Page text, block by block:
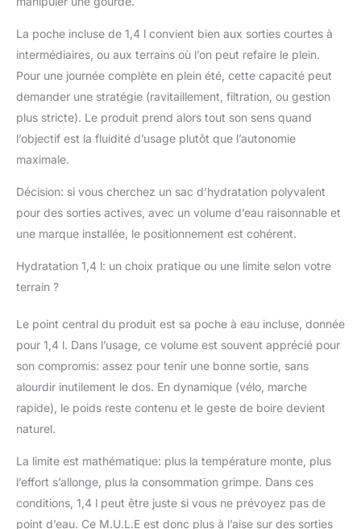
La poche incluse de 1,4 l convient bien aux sorties courtes à
intermédiaires, ou aux terrains où l’on peut refaire le plein.
Pour une journée complète en plein été, cette capacité peut
demander une stratégie (ravitaillement, filtration, ou gestion
plus stricte). Le produit prend alors tout son sens quand
l’objectif est la fluidité d’usage plutôt que l’autonomie
maximale.
Décision: si vous cherchez un sac d’hydratation polyvalent
pour des sorties actives, avec un volume d’eau raisonnable et
une marque installée, le positionnement est cohérent.
Hydratation 1,4 l: un choix pratique ou une limite selon votre
terrain ?
Le point central du produit est sa poche à eau incluse, donnée
pour 1,4 l. Dans l’usage, ce volume est souvent apprécié pour
son compromis: assez pour tenir une bonne sortie, sans
alourdir inutilement le dos. En dynamique (vélo, marche
rapide), le poids reste contenu et le geste de boire devient
naturel.
La limite est mathématique: plus la température monte, plus
l’effort s’allonge, plus la consommation grimpe. Dans ces
conditions, 1,4 l peut être juste si vous ne prévoyez pas de
point d’eau. Ce M.U.L.E est donc plus à l’aise sur des sorties